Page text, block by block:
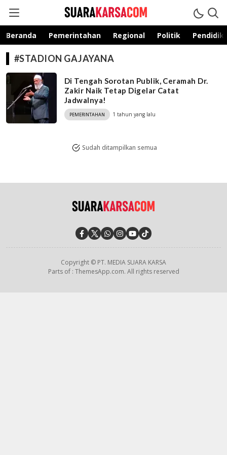
suarakarsa.com
Informasi terpercaya
Beranda Pemerintahan Regional Politik
#STADION GAJAYANA
Di Tengah Sorotan Publik, Ceramah Dr.
Zakir Naik Tetap Digelar Catat
Jadwalnya!
PEMERINTAHAN 1 tahun yang lalu
Sudah ditampilkan semua
Copyright © PT. MEDIA SUARA KARSA
Parts of : ThemesApp.com. All rights reserved